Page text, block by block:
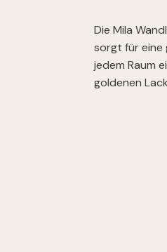
Die Mila
sorgt für eine
jedem Raum
goldenen